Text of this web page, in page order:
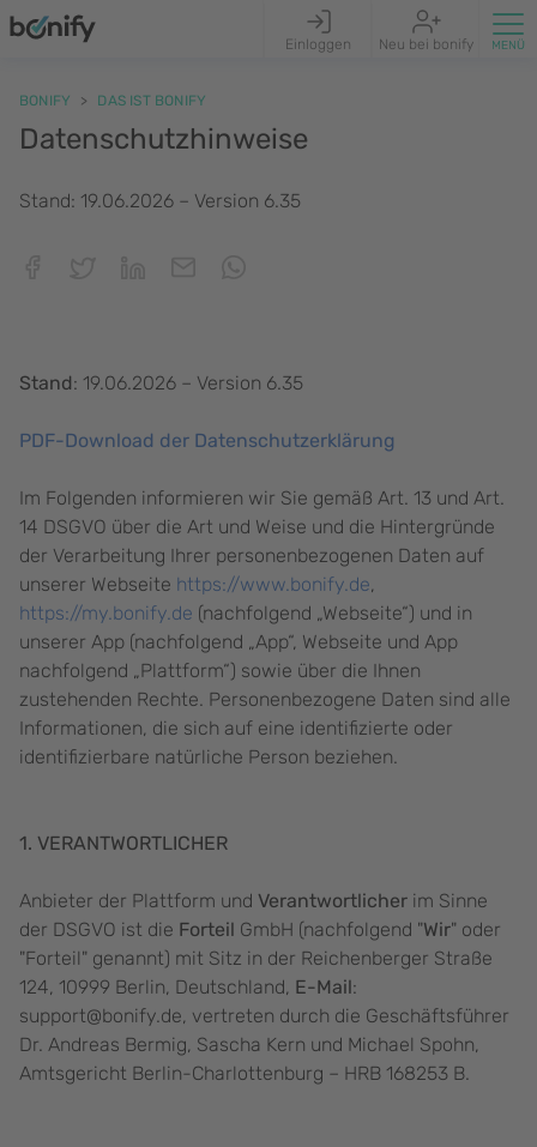
Einloggen Neu bei bonify
BONIFY DAS IST BONIFY
Datenschutzhinweise
Stand: 19.06.2026 – Version 6.35
Stand: 19.06.2026 – Version 6.35
PDF-Download der Datenschutzerklärung
Im Folgenden informieren wir Sie gemäß Art. 13 und Art.
14 DSGVO über die Art und Weise und die Hintergründe
der Verarbeitung Ihrer personenbezogenen Daten auf
unserer Webseite https://www.bonify.de,
https://my.bonify.de (nachfolgend „Webseite“) und in
unserer App (nachfolgend „App“, Webseite und App
nachfolgend „Plattform“) sowie über die Ihnen
zustehenden Rechte. Personenbezogene Daten sind alle
Informationen, die sich auf eine identifizierte oder
identifizierbare natürliche Person beziehen.
1. VERANTWORTLICHER
Anbieter der Plattform und Verantwortlicher im Sinne
der DSGVO ist die Forteil GmbH (nachfolgend "Wir" oder
"Forteil" genannt) mit Sitz in der Reichenberger Straße
124, 10999 Berlin, Deutschland, E-Mail:
support@bonify.de, vertreten durch die Geschäftsführer
Dr. Andreas Bermig, Sascha Kern und Michael Spohn,
Amtsgericht Berlin-Charlottenburg – HRB 168253 B.